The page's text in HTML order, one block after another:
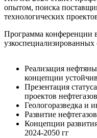
опытом, поиска
технологических
Программа конференции
Реализация
концепции
Презентация
проектов
Геологоразведка и
Развитие
Концепции
2024-2050 гг